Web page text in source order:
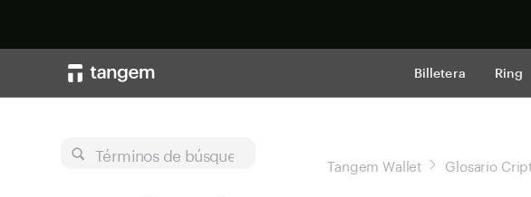
Billetera Ring
Términos de búsqueda
Tangem Wallet Glosario